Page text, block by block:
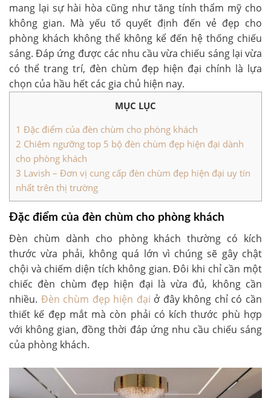
mang lại sự hài hòa cũng như tăng tính thẩm mỹ cho
không gian. Mà yếu tố quyết định đến vẻ đẹp cho
phòng khách không thể không kể đến hệ thống chiếu
sáng. Đáp ứng được các nhu cầu vừa chiếu sáng lại vừa
có thể trang trí, đèn chùm đẹp hiện đại chính là lựa
chọn của hầu hết các gia chủ hiện nay.
MỤC LỤC
1 Đặc điểm của đèn chùm cho phòng khách
2 Chiêm ngưỡng top 5 bộ đèn chùm đẹp hiện đại dành
cho phòng khách
3 Lavish – Đơn vị cung cấp đèn chùm đẹp hiện đại uy tín
nhất trên thị trường
Đặc điểm của đèn chùm cho phòng khách
Đèn chùm dành cho phòng khách thường có kích
thước vừa phải, không quá lớn vì chúng sẽ gây chật
chội và chiếm diện tích không gian. Đôi khi chỉ cần một
chiếc đèn chùm đẹp hiện đại là vừa đủ, không cần
nhiều. Đèn chùm đẹp hiện đại ở đây không chỉ có cần
thiết kế đẹp mắt mà còn phải có kích thước phù hợp
với không gian, đồng thời đáp ứng nhu cầu chiếu sáng
của phòng khách.